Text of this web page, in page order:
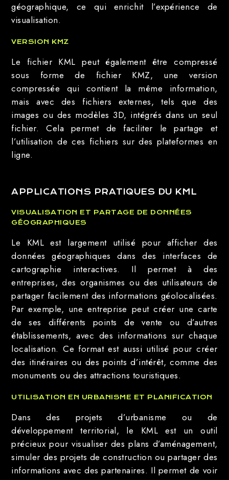
géographique, ce qui enrichit l’expérience de
visualisation.
VERSION KMZ
Le fichier KML peut également être compressé
sous forme de fichier KMZ, une version
compressée qui contient la même information,
mais avec des fichiers externes, tels que des
images ou des modèles 3D, intégrés dans un seul
fichier. Cela permet de faciliter le partage et
l’utilisation de ces fichiers sur des plateformes en
ligne.
APPLICATIONS PRATIQUES DU KML
VISUALISATION ET PARTAGE DE DONNÉES
GÉOGRAPHIQUES
Le KML est largement utilisé pour afficher des
données géographiques dans des interfaces de
cartographie interactives. Il permet à des
entreprises, des organismes ou des utilisateurs de
partager facilement des informations géolocalisées.
Par exemple, une entreprise peut créer une carte
de ses différents points de vente ou d’autres
établissements, avec des informations sur chaque
localisation. Ce format est aussi utilisé pour créer
des itinéraires ou des points d’intérêt, comme des
monuments ou des attractions touristiques.
UTILISATION EN URBANISME ET PLANIFICATION
Dans des projets d’urbanisme ou de
développement territorial, le KML est un outil
précieux pour visualiser des plans d’aménagement,
simuler des projets de construction ou partager des
informations avec des partenaires. Il permet de voir